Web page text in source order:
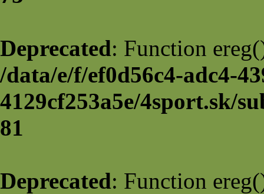
Deprecated: Function
/data/e/f/ef0d56c4-adc4-
4129cf253a5e/4sport.sk/
81
Deprecated: Function